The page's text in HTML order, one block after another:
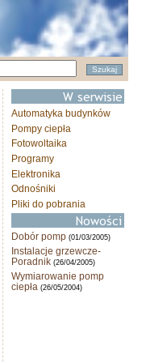
Automatyka budynków
Pompy ciepła
Fotowoltaika
Programy
Elektronika
Odnośniki
Pliki do pobrania
Dobór pomp (01/03/2005)
Instalacje grzewcze-
Poradnik (26/04/2005)
Wymiarowanie pomp
ciepła (26/05/2004)